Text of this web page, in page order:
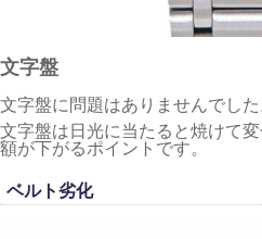
文字盤
文字盤に問題はありませんでした
文字盤は日光に当たると焼けて
額が下がるポイントです。
ベルト劣化